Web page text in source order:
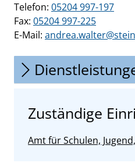
Telefon: 05204 997-197
Fax: 05204 997-225
E-Mail:
Zuständige
Amt für Schulen,